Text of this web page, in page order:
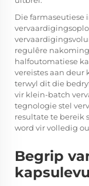
Die farmaseutiese
regulêre
halfoutomatiese
vereistes aan
terwyl dit die
vir klein-batch
tegnologie stel
resultate te bereik
word vir volledig
Begrip